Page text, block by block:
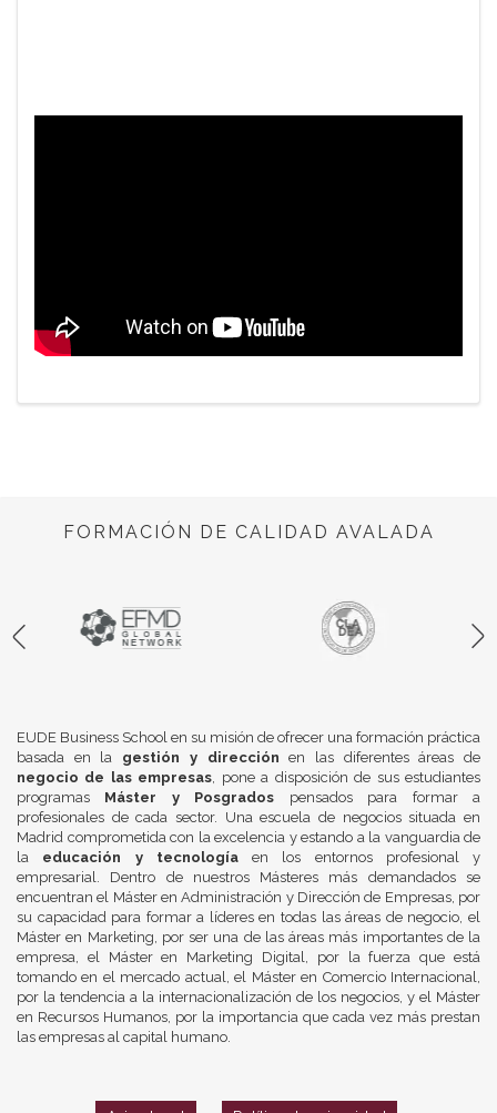
FORMACIÓN DE CALIDAD AVALADA
EUDE Business School en su misión de ofrecer una formación práctica
basada en la gestión y dirección en las diferentes áreas de
negocio de las empresas, pone a disposición de sus estudiantes
programas Máster y Posgrados pensados para formar a
profesionales de cada sector. Una escuela de negocios situada en
Madrid comprometida con la excelencia y estando a la vanguardia de
la educación y tecnologíaen los entornos profesional y
empresarial. Dentro de nuestros Másteres más demandados se
encuentran el Máster en Administración y Dirección de Empresas, por
su capacidad para formar a líderes en todas las áreas de negocio, el
Máster en Marketing, por ser una de las áreas más importantes de la
empresa, el Máster en Marketing Digital, por la fuerza que está
tomando en el mercado actual, el Máster en Comercio Internacional,
por la tendencia a la internacionalización de los negocios, y el Máster
en Recursos Humanos, por la importancia que cada vez más prestan
las empresas al capital humano.